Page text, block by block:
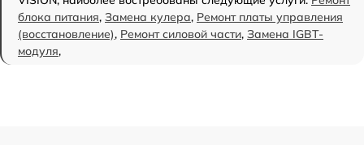
блока питания, Замена кулера, Ремонт платы управления
(восстановление), Ремонт силовой части, Замена IGBT-
модуля,